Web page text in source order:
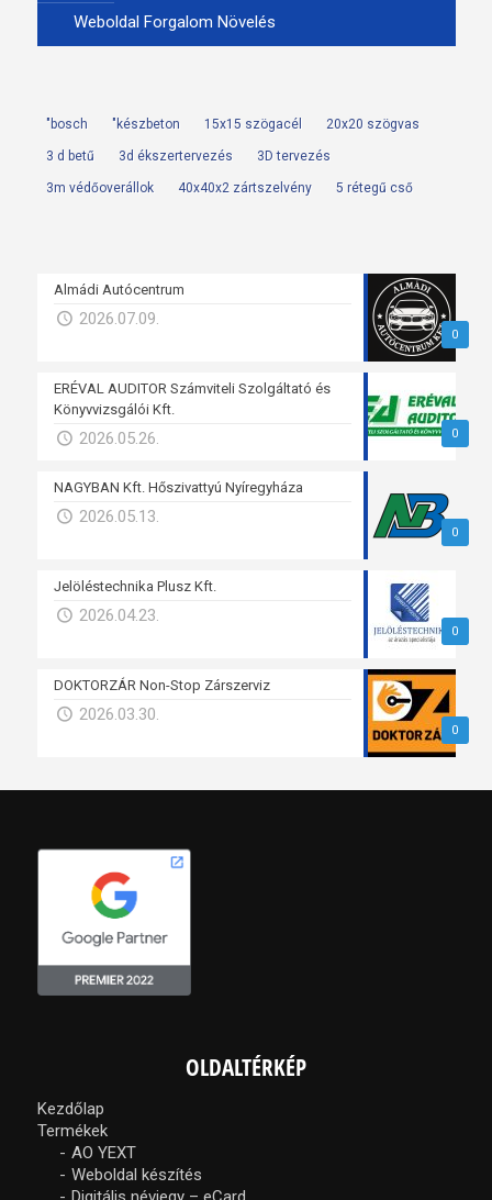
Weboldal Forgalom Növelés
"bosch "készbeton 15x15 szögacél 20x20 szögvas
3 d betű 3d ékszertervezés 3D tervezés
3m védőoverállok 40x40x2 zártszelvény 5 rétegű cső
0
Almádi Autócentrum
2026.07.09.
0
ERÉVAL AUDITOR Számviteli Szolgáltató és
Könyvvizsgálói Kft.
2026.05.26.
0
NAGYBAN Kft. Hőszivattyú Nyíregyháza
2026.05.13.
0
Jelöléstechnika Plusz Kft.
2026.04.23.
0
DOKTORZÁR Non-Stop Zárszerviz
2026.03.30.
OLDALTÉRKÉP
Kezdőlap
Termékek
AO YEXT
Weboldal készítés